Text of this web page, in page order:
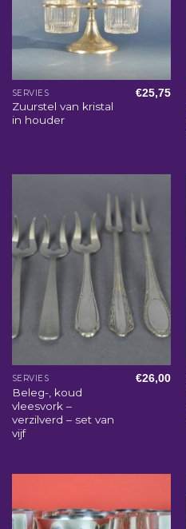
SERVIES
Zuurstel van kristal
in houder
€25,75
SERVIES
Beleg-, koud
vleesvork –
verzilverd – set van
vijf
€26,00